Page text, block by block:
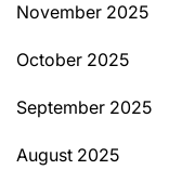
November 2025
October 2025
September 2025
August 2025